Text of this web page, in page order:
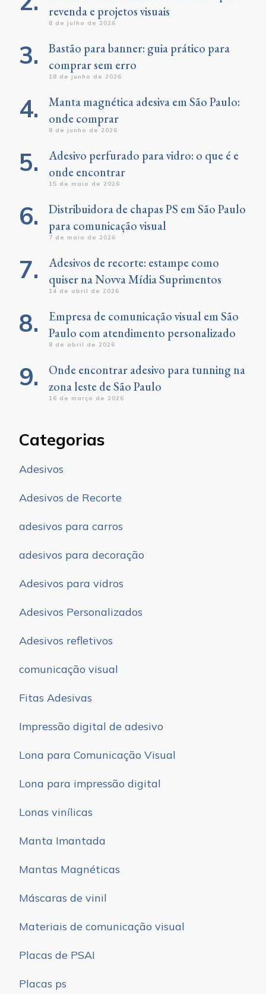
revenda e projetos visuais
8 de julho de 2026
Bastão para banner: guia prático para
comprar sem erro
18 de junho de 2026
Manta magnética adesiva em São Paulo:
onde comprar
8 de junho de 2026
Adesivo perfurado para vidro: o que é e
onde encontrar
15 de maio de 2026
Distribuidora de chapas PS em São Paulo
para comunicação visual
7 de maio de 2026
Adesivos de recorte: estampe como
quiser na Novva Mídia Suprimentos
14 de abril de 2026
Empresa de comunicação visual em São
Paulo com atendimento personalizado
8 de abril de 2026
Onde encontrar adesivo para tunning na
zona leste de São Paulo
16 de março de 2026
Categorias
Adesivos
Adesivos de Recorte
adesivos para carros
adesivos para decoração
Adesivos para vidros
Adesivos Personalizados
Adesivos refletivos
comunicação visual
Fitas Adesivas
Impressão digital de adesivo
Lona para Comunicação Visual
Lona para impressão digital
Lonas vinílicas
Manta Imantada
Mantas Magnéticas
Máscaras de vinil
Materiais de comunicação visual
Placas de PSAI
Placas ps